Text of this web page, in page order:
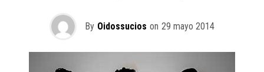
By Oidossucios on 29 mayo 2014